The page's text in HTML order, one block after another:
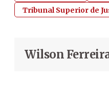
Tribunal Superior de
Wilson